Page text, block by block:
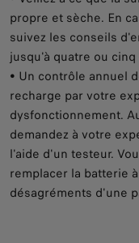
propre et sèche. En
suivez les conseils
jusqu'à quatre ou cinq
• Un contrôle annuel
recharge par votre
dysfonctionnement.
demandez à votre
l'aide d'un testeur.
remplacer la batterie
désagréments d'une